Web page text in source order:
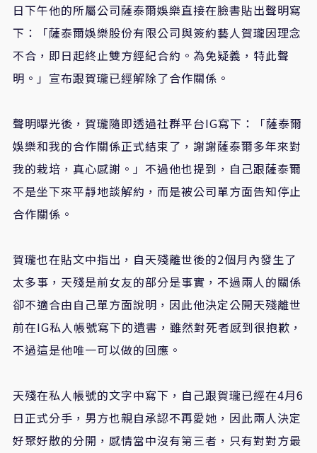
日下午他的所屬公司薩泰爾娛樂直接在臉書貼出聲明寫
下：「薩泰爾娛樂股份有限公司與簽約藝人賀瓏因理念
不合，即日起終止雙方經紀合約。為免疑義，特此聲
明。」宣布跟賀瓏已經解除了合作關係。
聲明曝光後，賀瓏隨即透過社群平台IG寫下：「薩泰爾
娛樂和我的合作關係正式結束了，謝謝薩泰爾多年來對
我的栽培，真心感謝。」不過他也提到，自己跟薩泰爾
不是坐下來平靜地談解約，而是被公司單方面告知停止
合作關係。
賀瓏也在貼文中指出，自天殘離世後的2個月內發生了
太多事，天殘是前女友的部分是事實，不過兩人的關係
卻不適合由自己單方面說明，因此他決定公開天殘離世
前在IG私人帳號寫下的遺書，雖然對死者感到很抱歉，
不過這是他唯一可以做的回應。
天殘在私人帳號的文字中寫下，自己跟賀瓏已經在4月6
日正式分手，男方也親自承認不再愛她，因此兩人決定
好聚好散的分開，感情當中沒有第三者，只有對對方最